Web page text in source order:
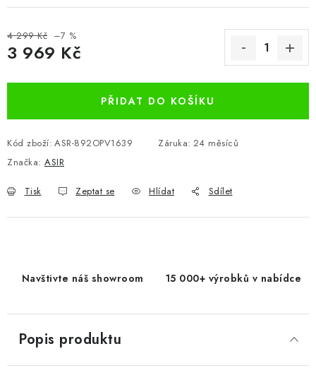
4 299 Kč –7 %
3 969 Kč
PŘIDAT DO KOŠÍKU
Kód zboží: ASR-892OPV1639 Záruka: 24 měsíců
Značka: ASIR
Tisk Zeptat se Hlídat Sdílet
Navštivte náš showroom 15 000+ výrobků v nabídce
Popis produktu